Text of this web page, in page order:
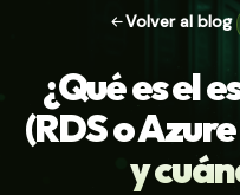
Volver al blog
¿Qué es el
(RDS o
y